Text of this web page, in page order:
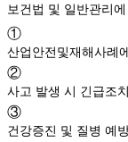
보건법 및 일반관리
①
산업안전및재해사례
②
사고 발생 시 긴급조
③
건강증진 및 질병 예